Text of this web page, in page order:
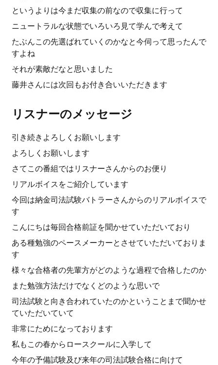
というよりは今まだ収集の前なので収集に行って
ニュートラルな状態でいろいろ見て学んで考えて
たぶんこの先選ばれていくのかなと今伺って思ったんで
すよね
それが素敵だなと思いました
藤井さんには次回もお付き合いいただきます
リスナーのメッセージ
引き続きよろしくお願いします
よろしくお願いします
さてこの番組ではリスナーさんからのお便り
リアルボイスをご紹介しています
今回は納金司法試験バトラーさんからのリアルボイスで
す
こんにちは毎回合格前証を聞かせていただいており
ある種勉強のペースメーカーとさせていただいておりま
す
様々な合格者の先輩方がどのような過程で合格したのか
また勉強方法だけでなくどのような思いで
司法試験と向き合われていたのかということまで聞かせ
ていただいていて
非常にためになっております
私もこの春からロースクールに入学して
今年の予備試験及び来年の司法試験合格に向けて